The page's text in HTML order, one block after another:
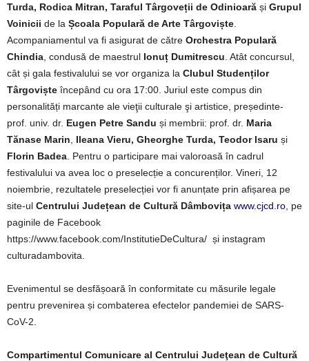
Turda, Rodica Mitran, Taraful Târgoveții de Odinioară și Grupul
Voinicii de la Școala Populară de Arte Târgoviște
Acompaniamentul va fi asigurat de către Orchestra Populară
Chindia , condusă de maestrul Ionuț Dumitrescu . Atât concursul,
cât și gala festivalului se vor organiza la Clubul Studenților
Târgoviște începând cu ora 17:00. Juriul este compus din
personalități marcante ale vieţii culturale şi artistice, președinte-
prof. univ. dr. Eugen Petre Sandu și membrii: prof. dr. Maria
Tănase Marin
Ileana Vieru, Gheorghe Turda, Teodor Isaru și
Florin Badea . Pentru o participare mai valoroasă în cadrul
festivalului va avea loc o preselecție a concurenților. Vineri, 12
noiembrie, rezultatele preselecției vor fi anunțate prin afișarea pe
site-ul Centrului Județean de Cultură Dâmbovița www.cjcd.ro , pe
paginile de Facebook
https://www.facebook.com/InstitutieDeCultura/ și instagram
culturadambovita.
Evenimentul se desfășoară în conformitate cu măsurile legale
pentru prevenirea și combaterea efectelor pandemiei de SARS-
CoV-2.
Compartimentul Comunicare al Centrului Judeţean de Cultură